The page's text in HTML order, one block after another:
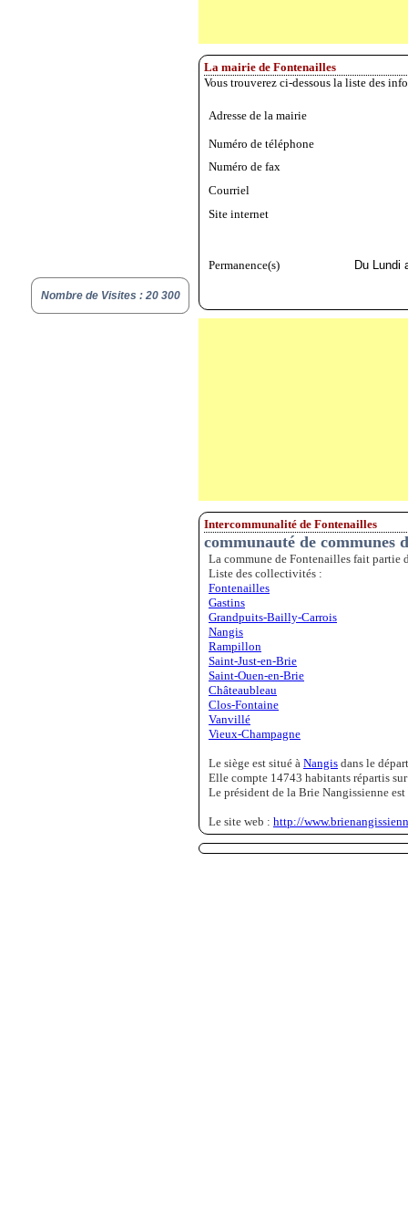
Nombre de Visites : 20 300
La mairie de Fontenailles
Vous trouverez ci-dessous la liste des
Adresse de la mairie
Numéro de téléphone
Numéro de fax
Courriel
Site internet
Permanence(s) Du Lundi
Intercommunalité de Fontenailles
communauté de communes
La commune de Fontenailles fait partie
Liste des collectivités :
Fontenailles
Gastins
Grandpuits-Bailly-Carrois
Nangis
Rampillon
Saint-Just-en-Brie
Saint-Ouen-en-Brie
Châteaubleau
Clos-Fontaine
Vanvillé
Vieux-Champagne
Le siège est situé à Nangis dans le
Elle compte 14743 habitants répartis
Le président de la Brie Nangissienne
Le site web : http://